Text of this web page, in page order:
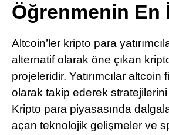
Öğrenmenin En
Altcoin’ler kripto para
alternatif olarak öne çıkan
projeleridir. Yatırımcılar altcoin
olarak takip ederek
Kripto para piyasasında
açan teknolojik gelişmeler ve